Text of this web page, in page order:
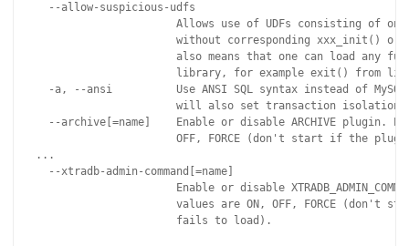
  --allow-suspicious-udfs
Allows use of UDFs consisting of
without corresponding xxx_init() or
also means that one can load any
library, for example exit() from
-a, --ansi          Use ANSI SQL syntax instead of
will also set transaction isolation
--archive[=name]    Enable or disable ARCHIVE plugin.
OFF, FORCE (don't start if the
...
  --xtradb-admin-command[=name]
Enable or disable
values are ON, OFF, FORCE (don't
                      fails to load).